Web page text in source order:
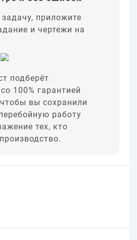
приложите
и чертежи на
подберёт
100% гарантией
вы сохранили
работу
тех, кто